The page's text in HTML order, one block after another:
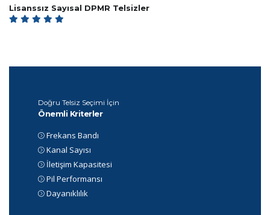
Doğru Telsiz Seçimi İçin
Önemli Kriterler
Frekans Bandı
Kanal Sayısı
İletişim Kapasitesi
Pil Performansı
Dayanıklılık
Lisanssız Sayısal DPMR Telsizler